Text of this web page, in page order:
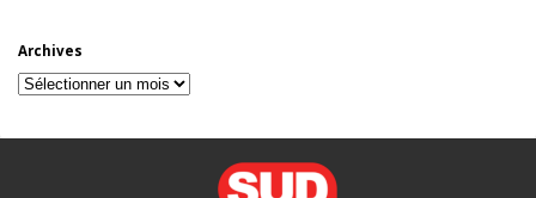
Archives
Archives